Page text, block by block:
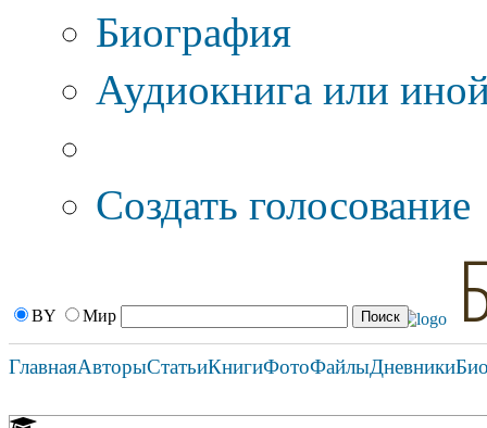
Биография
Аудиокнига или
Создать голосование
BY Мир
ГлавнаяАвторыСтатьиКнигиФотоФайлыДневники